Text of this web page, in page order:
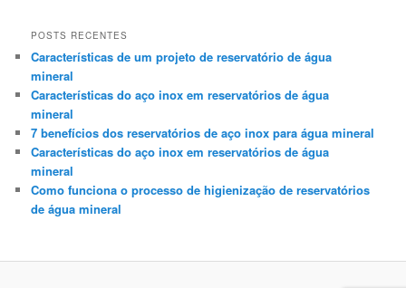
POSTS RECENTES
Características de um projeto de reservatório de água
mineral
Características do aço inox em reservatórios de água
mineral
7 benefícios dos reservatórios de aço inox para água mineral
Características do aço inox em reservatórios de água
mineral
Como funciona o processo de higienização de reservatórios
de água mineral